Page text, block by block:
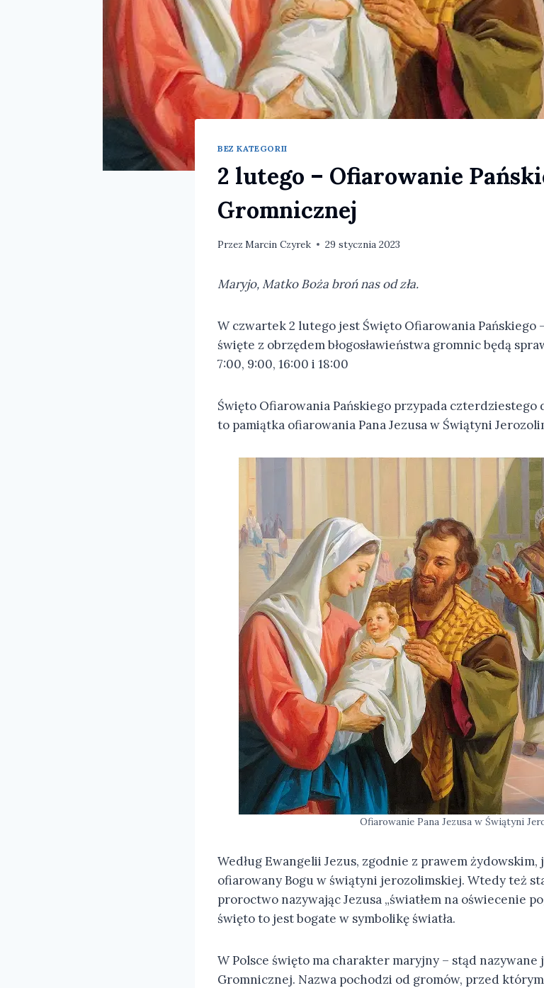
BEZ KATEGORII
2 lutego – Ofiarowanie
Gromnicznej
Przez Marcin Czyrek 29 stycznia 2023
Maryjo, Matko Boża broń nas od zła.
W czwartek 2 lutego jest Święto Ofiarowania
święte z obrzędem błogosławieństwa gromnic będą
7:00, 9:00, 16:00 i 18:00
Święto Ofiarowania Pańskiego przypada czterdziestego
to pamiątka ofiarowania Pana Jezusa w Świątyni
Ofiarowanie Pana Jezusa w Świątyni
Według Ewangelii Jezus, zgodnie z prawem
ofiarowany Bogu w świątyni jerozolimskiej. Wtedy też
proroctwo nazywając Jezusa „światłem na oświecenie
święto to jest bogate w symbolikę światła.
W Polsce święto ma charakter maryjny – stąd
Gromnicznej. Nazwa pochodzi od gromów, przed